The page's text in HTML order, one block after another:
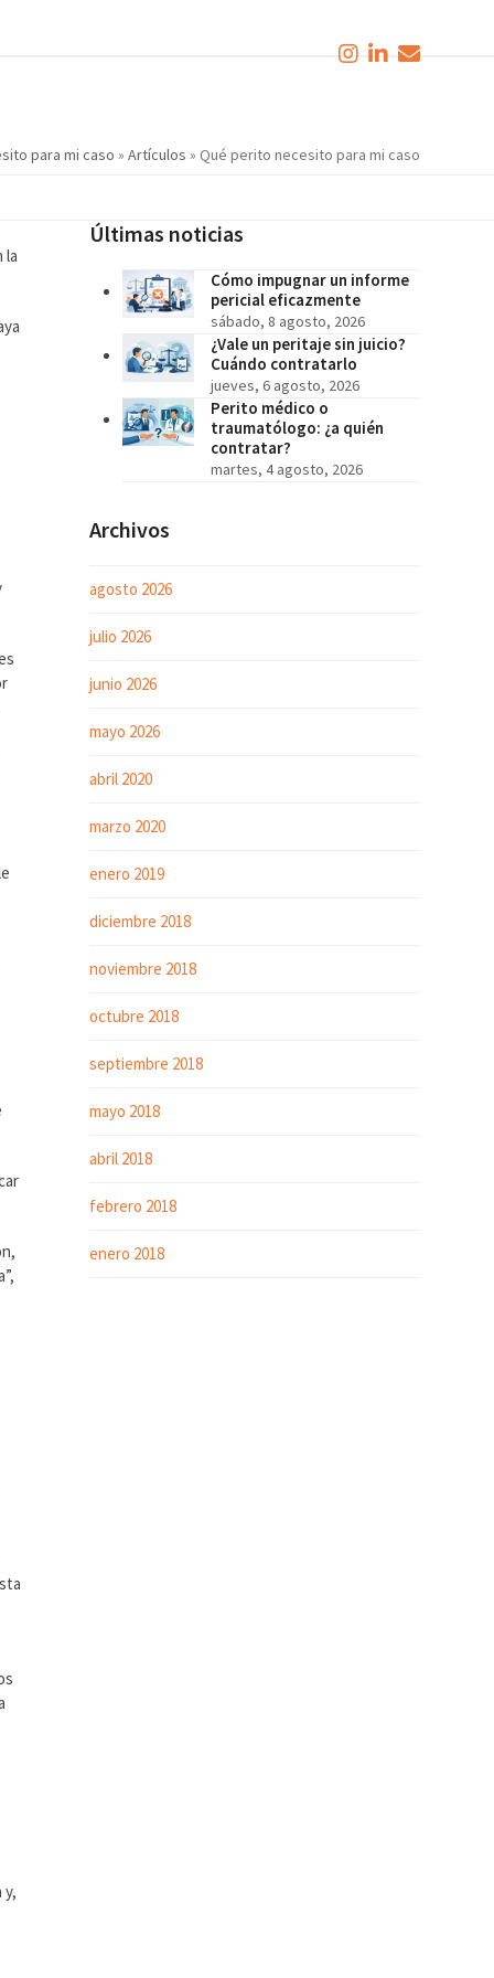
para mi caso » Artículos » Qué perito necesito para mi caso
la
y,
Últimas noticias
Cómo impugnar un informe
pericial eficazmente
sábado, 8 agosto, 2026
¿Vale un peritaje sin juicio?
Cuándo contratarlo
jueves, 6 agosto, 2026
Perito médico o
traumatólogo: ¿a quién
contratar?
martes, 4 agosto, 2026
Archivos
agosto 2026
julio 2026
junio 2026
mayo 2026
abril 2020
marzo 2020
enero 2019
diciembre 2018
noviembre 2018
octubre 2018
septiembre 2018
mayo 2018
abril 2018
febrero 2018
enero 2018